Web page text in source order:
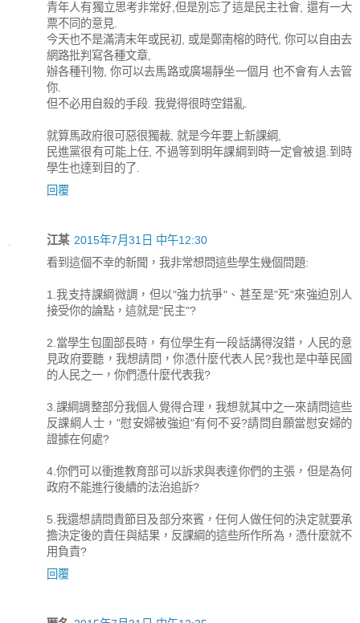
青年人有獨立思考非常好,但是別忘了這是民主社會, 還有一大
票不同的意見.
今天也不是滿清末年或民初, 或是鄭南榕的時代, 你可以自由去
網路批判寫各種文章,
辦各種刊物, 你可以去馬路或廣場靜坐一個月 也不會有人去管
你.
但不必用自殺的手段. 我覺得很時空錯亂.
就算馬政府很可惡很獨裁, 就是今年要上新課綱,
民進黨很有可能上任, 不過等到明年課綱到時一定會被退.到時
學生也達到目的了.
回覆
江某 2015年7月31日 中午12:30
看到這個不幸的新聞，我非常想問這些學生幾個問題:
1.我支持課綱微調，但以"強力抗爭"、甚至是"死"來強迫別人
接受你的論點，這就是"民主"?
2.當學生包圍部長時，有位學生有一段話講得沒錯，人民的意
見政府要聽，我想請問，你憑什麼代表人民?我也是中華民國
的人民之一，你們憑什麼代表我?
3.課綱調整部分我個人覺得合理，我想就其中之一來請問這些
反課綱人士，"慰安婦被強迫"有何不妥?請問自願當慰安婦的
證據在何處?
4.你們可以衝進教育部可以訴求與表達你們的主張，但是為何
政府不能進行後續的法治追訴?
5.我還想請問貴節目及部分來賓，任何人做任何的決定就要承
擔決定後的責任與結果，反課綱的這些所作所為，憑什麼就不
用負責?
回覆